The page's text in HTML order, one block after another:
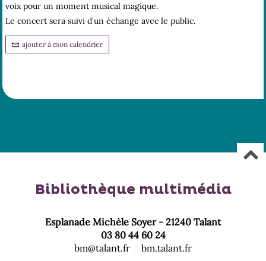
voix pour un moment musical magique.
Le concert sera suivi d'un échange avec le public.
ajouter à mon calendrier
Bibliothèque multimédia
Esplanade Michèle Soyer - 21240 Talant
03 80 44 60 24
bm@talant.fr
bm.talant.fr